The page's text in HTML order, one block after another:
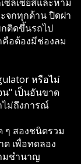
จกทุกด้าน ปิดฝา
ติดขึ้นรถไป
คือต้องมีช่องลม
หรือไม่
น" เป็นอันขาด
ไม่ถึงการณ์
ๆ สองชนิดรวม
ด เพื่อทดลอง
มชำนาญ